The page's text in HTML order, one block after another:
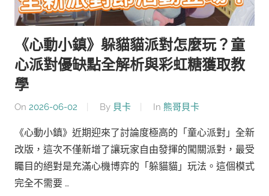
《心動小鎮》躲貓貓派對怎麼玩？童
心派對優缺點全解析與彩虹糖獲取教
學
On 2026-06-02 By 貝卡 In 熊哥貝卡
《心動小鎮》近期迎來了討論度極高的「童心派對」全新
改版，這次不僅新增了讓玩家自由發揮的闖關派對，最受
矚目的絕對是充滿心機博弈的「躲貓貓」玩法。這個模式
完全不需要 …